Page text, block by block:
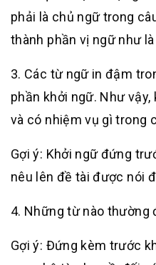
phải là chủ ngữ trong
thành phần vị ngữ như
3. Các từ ngữ in đậm
phần khởi ngữ. Như
và có nhiệm vụ gì trong
Gợi ý: Khởi ngữ đứng
nêu lên đề tài được nói
4. Những từ nào
Gợi ý: Đứng kèm trước